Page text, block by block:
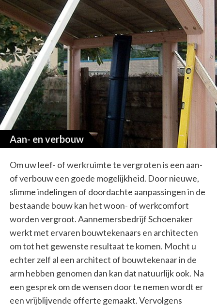
Aan- en verbouw
Om uw leef- of werkruimte te vergroten is een aan-
of verbouw een goede mogelijkheid. Door nieuwe,
slimme indelingen of doordachte aanpassingen in de
bestaande bouw kan het woon- of werkcomfort
worden vergroot. Aannemersbedrijf Schoenaker
werkt met ervaren bouwtekenaars en architecten
om tot het gewenste resultaat te komen. Mocht u
echter zelf al een architect of bouwtekenaar in de
arm hebben genomen dan kan dat natuurlijk ook. Na
een gesprek om de wensen door te nemen wordt er
een vrijblijvende offerte gemaakt. Vervolgens